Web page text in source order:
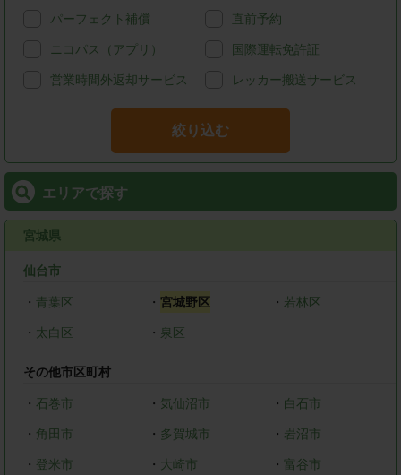
パーフェクト補償 直前予約
ニコパス（アプリ） 国際運転免許証
営業時間外返却サービス レッカー搬送サービス
絞り込む
エリアで探す
宮城県
仙台市
・ 青葉区 ・ 宮城野区 ・ 若林区
・ 太白区 ・ 泉区
その他市区町村
・ 石巻市 ・ 気仙沼市 ・ 白石市
・ 角田市 ・ 多賀城市 ・ 岩沼市
・ 登米市 ・ 大崎市 ・ 富谷市